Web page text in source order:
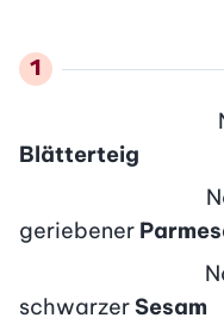
Blätterteig
geriebener
schwarzerSesam